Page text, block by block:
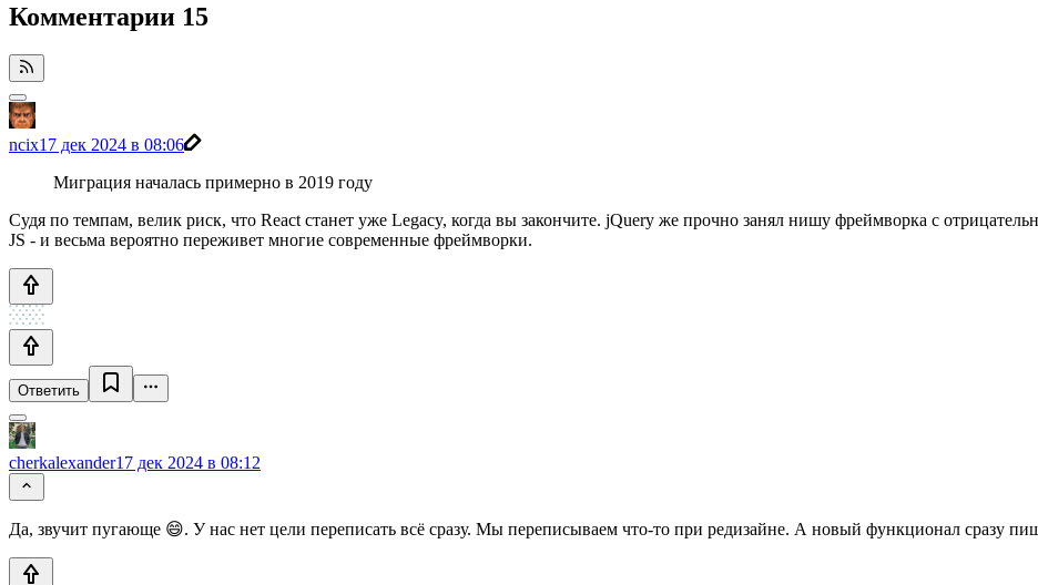
Комментарии 15
ncix17 дек 2024 в 08:06
Миграция началась примерно в 2019 году
Судя по темпам, велик риск, что React станет уже Legacy, когда вы закончите. jQuery же прочно занял нишу фреймворка с
JS - и весьма вероятно переживет многие современные фреймворки.
Ответить
cherkalexander17 дек 2024 в 08:12
Да, звучит пугающе 😄. У нас нет цели переписать всё сразу. Мы переписываем что-то при редизайне. А новый функционал сразу